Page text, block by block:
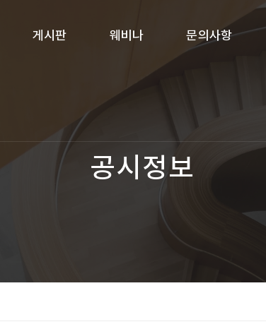
게시판 웨비나 문의사항
공시정보